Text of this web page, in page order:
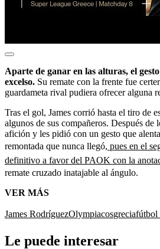
Aparte de ganar en las alturas, el gesto
excelso. Su remate con la frente fue
guardameta rival pudiera ofrecer alguna
Tras el gol, James corrió hasta el tiro de
algunos de sus compañeros. Después de
afición y les pidió con un gesto que
remontada que nunca llegó, pues en el
definitivo a favor del PAOK con la
remate cruzado inatajable al ángulo.
VER MÁS
James RodríguezOlympiacosgreciafútbol
Le puede interesar